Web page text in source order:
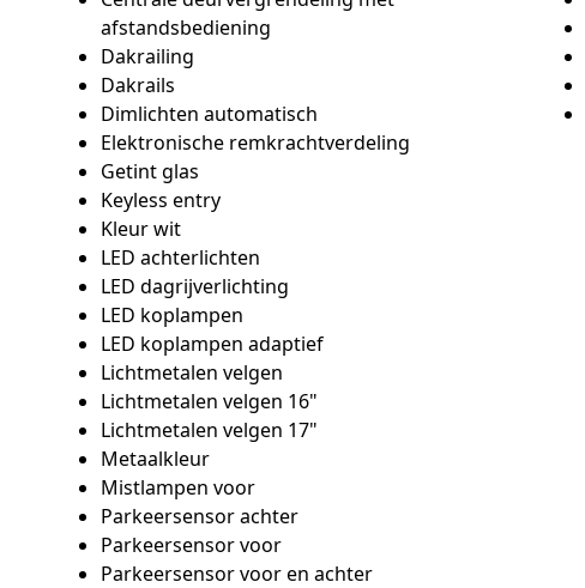
afstandsbediening
Dakrailing
Dakrails
Dimlichten automatisch
Elektronische remkrachtverdeling
Getint glas
Keyless entry
Kleur wit
LED achterlichten
LED dagrijverlichting
LED koplampen
LED koplampen adaptief
Lichtmetalen velgen
Lichtmetalen velgen 16"
Lichtmetalen velgen 17"
Metaalkleur
Mistlampen voor
Parkeersensor achter
Parkeersensor voor
Parkeersensor voor en achter